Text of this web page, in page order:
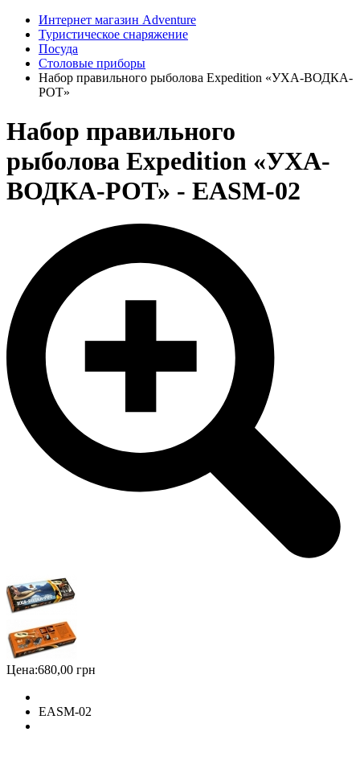
Интернет магазин Adventure
Туристическое снаряжение
Посуда
Столовые приборы
Набор правильного рыболова Expedition «УХА-ВОДКА-
РОТ»
Набор правильного
рыболова Expedition «УХА-
ВОДКА-РОТ» - EASM-02
Цена:680,00 грн
EASM-02